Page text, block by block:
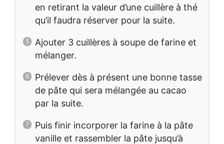
en retirant la valeur d’une cuillère à thé
qu’il faudra réserver pour la suite.
Ajouter 3 cuillères à soupe de farine et
mélanger.
Prélever dès à présent une bonne tasse
de pâte qui sera mélangée au cacao
par la suite.
Puis finir incorporer la farine à la pâte
vanille et rassembler la pâte jusqu’à